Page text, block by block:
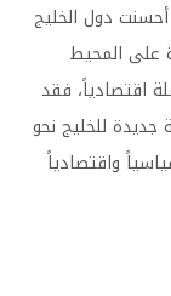
دول الخليج
على المحيط
اقتصادياً، فقد
للخليج نحو
واقتصادياً